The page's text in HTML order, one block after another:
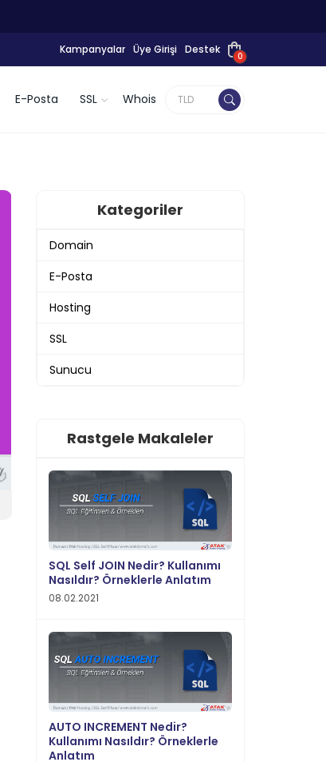
Kampanyalar Üye Girişi Destek
0
E-Posta SSL Whois
Kategoriler
Domain
E-Posta
Hosting
SSL
Sunucu
Rastgele Makaleler
SQL Self JOIN Nedir? Kullanımı
Nasıldır? Örneklerle Anlatım
08.02.2021
AUTO INCREMENT Nedir?
Kullanımı Nasıldır? Örneklerle
Anlatım